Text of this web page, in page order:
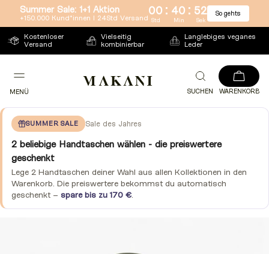
Direkt
zum
Inhalt
Summer Sale: 1+1 Aktion
+150.000 Kund*innen l 24Std Versand
00 : 40 : 51
Std Min Sek
So gehts
Kostenloser
Versand
Vielseitig
kombinierbar
Langlebiges veganes
Leder
MENÜ SUCHEN WARENKORB
SUMMER SALE Sale des Jahres
2 beliebige Handtaschen wählen - die preiswertere
geschenkt
Lege 2 Handtaschen deiner Wahl aus allen Kollektionen in den
Warenkorb. Die preiswertere bekommst du automatisch
geschenkt – spare bis zu 170 €